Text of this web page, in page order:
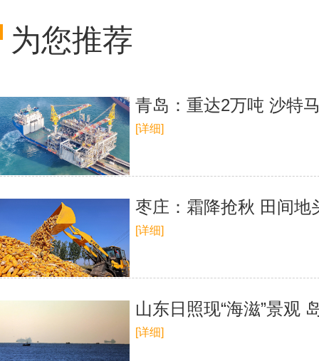
为您推荐
青岛：重达2万吨 沙特
[详细]
枣庄：霜降抢秋 田间地
[详细]
山东日照现“海滋”景观
[详细]